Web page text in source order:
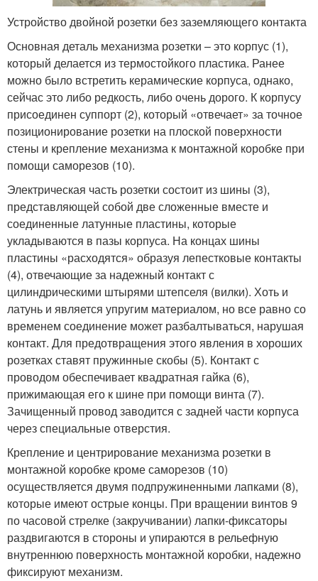
Устройство двойной розетки без заземляющего контакта
Основная деталь механизма розетки – это корпус (1),
который делается из термостойкого пластика. Ранее
можно было встретить керамические корпуса, однако,
сейчас это либо редкость, либо очень дорого. К корпусу
присоединен суппорт (2), который «отвечает» за точное
позиционирование розетки на плоской поверхности
стены и крепление механизма к монтажной коробке при
помощи саморезов (10).
Электрическая часть розетки состоит из шины (3),
представляющей собой две сложенные вместе и
соединенные латунные пластины, которые
укладываются в пазы корпуса. На концах шины
пластины «расходятся» образуя лепестковые контакты
(4), отвечающие за надежный контакт с
цилиндрическими штырями штепселя (вилки). Хоть и
латунь и является упругим материалом, но все равно со
временем соединение может разбалтываться, нарушая
контакт. Для предотвращения этого явления в хороших
розетках ставят пружинные скобы (5). Контакт с
проводом обеспечивает квадратная гайка (6),
прижимающая его к шине при помощи винта (7).
Зачищенный провод заводится с задней части корпуса
через специальные отверстия.
Крепление и центрирование механизма розетки в
монтажной коробке кроме саморезов (10)
осуществляется двумя подпружиненными лапками (8),
которые имеют острые концы. При вращении винтов 9
по часовой стрелке (закручивании) лапки-фиксаторы
раздвигаются в стороны и упираются в рельефную
внутреннюю поверхность монтажной коробки, надежно
фиксируют механизм.